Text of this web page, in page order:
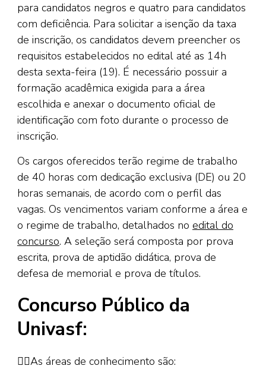
para candidatos negros e quatro para candidatos
com deficiência. Para solicitar a isenção da taxa
de inscrição, os candidatos devem preencher os
requisitos estabelecidos no edital até as 14h
desta sexta-feira (19). É necessário possuir a
formação acadêmica exigida para a área
escolhida e anexar o documento oficial de
identificação com foto durante o processo de
inscrição.
Os cargos oferecidos terão regime de trabalho
de 40 horas com dedicação exclusiva (DE) ou 20
horas semanais, de acordo com o perfil das
vagas. Os vencimentos variam conforme a área e
o regime de trabalho, detalhados no edital do
concurso. A seleção será composta por prova
escrita, prova de aptidão didática, prova de
defesa de memorial e prova de títulos.
Concurso Público da
Univasf:
👉🏾As áreas de conhecimento são: